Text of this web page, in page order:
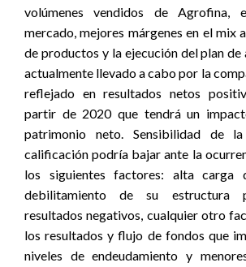
volúmenes vendidos de Agrofina,
mercado, mejores márgenes en el mix
de productos y la ejecución del plan
actualmente llevado a cabo por la
reflejado en resultados netos
partir de 2020 que tendrá un
patrimonio neto. Sensibilidad de
calificación podría bajar ante la
los siguientes factores: alta carga
debilitamiento de su estructura
resultados negativos, cualquier otro
los resultados y flujo de fondos que
niveles de endeudamiento y